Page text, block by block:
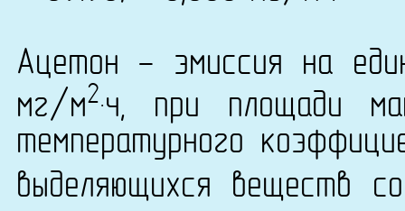
Ацетон - эмиссия на
мг/м2·ч, при площади
температурного
выделяющихся веществ